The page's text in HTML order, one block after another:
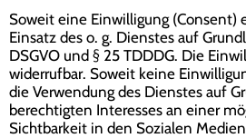
Soweit eine Einwilligung (Consent)
Einsatz des o. g. Dienstes auf
DSGVO und § 25 TDDDG. Die
widerrufbar. Soweit keine
die Verwendung des Dienstes auf
berechtigten Interesses an einer
Sichtbarkeit in den Sozialen